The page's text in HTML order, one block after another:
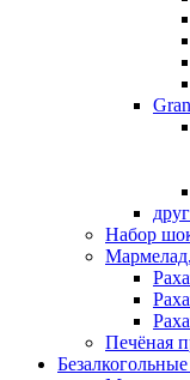
Набор
Печёная